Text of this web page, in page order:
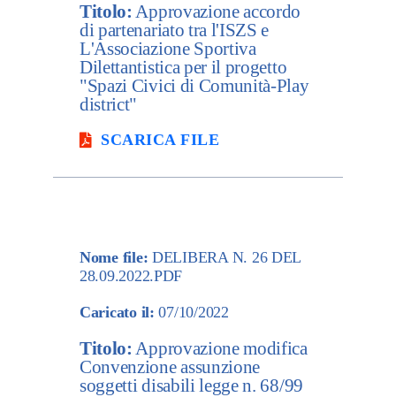
Titolo: Approvazione accordo
di partenariato tra l'ISZS e
L'Associazione Sportiva
Dilettantistica per il progetto
"Spazi Civici di Comunità-Play
district"
SCARICA FILE
Nome file: DELIBERA N. 26 DEL
28.09.2022.PDF
Caricato il: 07/10/2022
Titolo: Approvazione modifica
Convenzione assunzione
soggetti disabili legge n. 68/99